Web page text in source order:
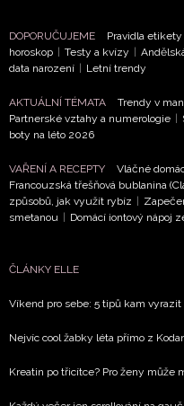
DOPORUČUJEME Pravidla etikety
horoskop | Testy a kvízy |
data narození | Letní trendy
AKTUÁLNÍ TÉMATA Trendy v
Partnerské vztahy a numerologie |
boty na léto 2026
VAŘENÍ A RECEPTY Vláčné
Francouzská třešňová bublanina
způsobů, jak využít rybíz |
smetanou | Domácí iontový nápoj
ČLÁNKY ELLE
Víkend pro sebe: 5 tipů kam
Nejvíc cool žabky léta přímo z
Kreatin po třicítce? Pro ženy může